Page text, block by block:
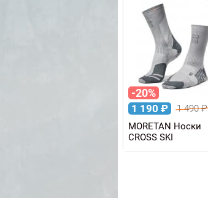
-20%
1 190 ₽ 1 490₽
MORETAN Носки
CROSS SKI